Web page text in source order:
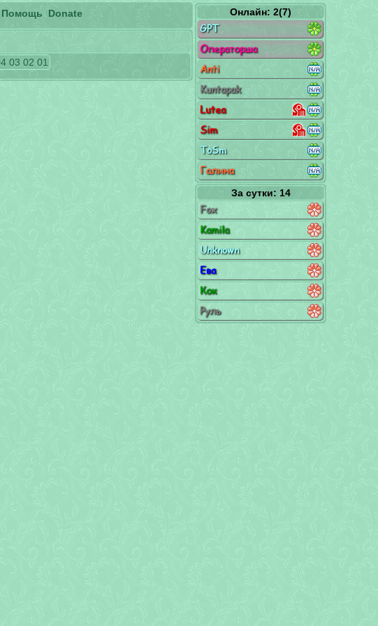
Помощь Donate
03 02 01
Онлайн: 2(7)
GPT
Операторша
Anti
Kuntapak
Lutea
Sim
ToSm
Галина
За сутки: 14
Fox
Kamila
Unknown
Ева
Кок
Руль